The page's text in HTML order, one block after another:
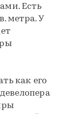
Есть
метра. У
как его